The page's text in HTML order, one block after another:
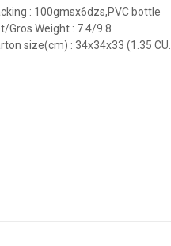
: 100gmsx6dzs,PVC bottle
Gros Weight : 7.4/9.8
size(cm) : 34x34x33 (1.35